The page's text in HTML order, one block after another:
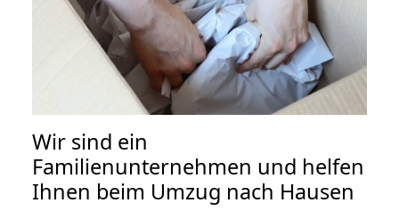
Wir sind ein
Familienunternehmen und helfen
Ihnen beim Umzug nach Hausen